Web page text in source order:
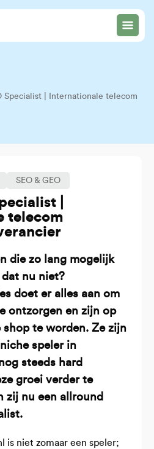
Specialist | Internationale telecom
SEO & GEO
|
telecom
die zo lang mogelijk
nu niet?
doet er alles aan om
ontzorgen en zijn op
shop te worden. Ze zijn
speler in
steeds hard
groei verder te
zij nu een allround
is niet zomaar een speler;